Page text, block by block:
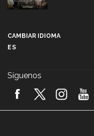
2026! (video)
CAMBIAR IDIOMA
ES
Síguenos